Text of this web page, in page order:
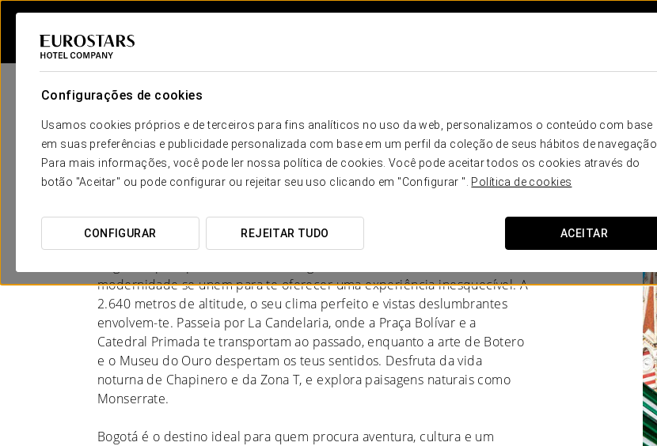
Configurações de cookies
Usamos cookies próprios e de terceiros para fins analíticos no uso da web, personalizamos o conteúdo com base
em suas preferências e publicidade personalizada com base em um perfil da coleção de seus hábitos de navegação.
Para mais informações, você pode ler nossa política de cookies. Você pode aceitar todos os cookies através do
botão "Aceitar" ou pode configurar ou rejeitar seu uso clicando em "Configurar ". Política de cookies
CONFIGURAR REJEITAR TUDO ACEITAR
Hotéis em Bogotá
UMA VIAGEM CHEIA DE HISTÓRIA
modernidade se unem para te oferecer uma experiência inesquecível. A
2.640 metros de altitude, o seu clima perfeito e vistas deslumbrantes
envolvem-te. Passeia por La Candelaria, onde a Praça Bolívar e a
Catedral Primada te transportam ao passado, enquanto a arte de Botero
e o Museu do Ouro despertam os teus sentidos. Desfruta da vida
noturna de Chapinero e da Zona T, e explora paisagens naturais como
Monserrate.
Bogotá é o destino ideal para quem procura aventura, cultura e um